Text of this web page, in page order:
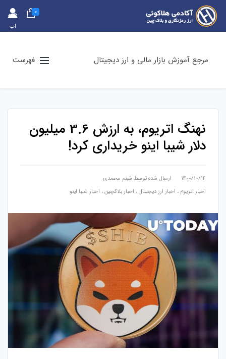
حس
اب
0
مرجع آموزش بازار مالی و ارز دیجیتال فهرست
نهنگ اتریوم، به ارزش 3.6 میلیون
دلار شیبا اینو خریداری کرد!
۱۴۰۰/۱۰/۱۴ ارسال شده توسط شبنم محمدی
اخبار اتریوم ، اخبار ارز دیجیتال، اخبار بلاکچین، اخبار شیبا اینو